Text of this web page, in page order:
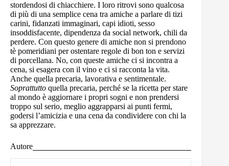
stordendosi di chiacchiere. I loro ritrovi sono qualcosa
di più di una semplice cena tra amiche a parlare di tizi
carini, fidanzati immaginari, capi idioti, sesso
insoddisfacente, dipendenza da social network, chili da
perdere. Con questo genere di amiche non si prendono
tè pomeridiani per ostentare regole di bon ton e servizi
di porcellana. No, con queste amiche ci si incontra a
cena, si esagera con il vino e ci si racconta la vita.
Anche quella precaria, lavorativa e sentimentale.
Soprattutto quella precaria, perché se la ricetta per stare
al mondo è aggiornare i propri sogni e non prendersi
troppo sul serio, meglio aggrapparsi ai punti fermi,
godersi l’amicizia e una cena da condividere con chi la
sa apprezzare.
Autore